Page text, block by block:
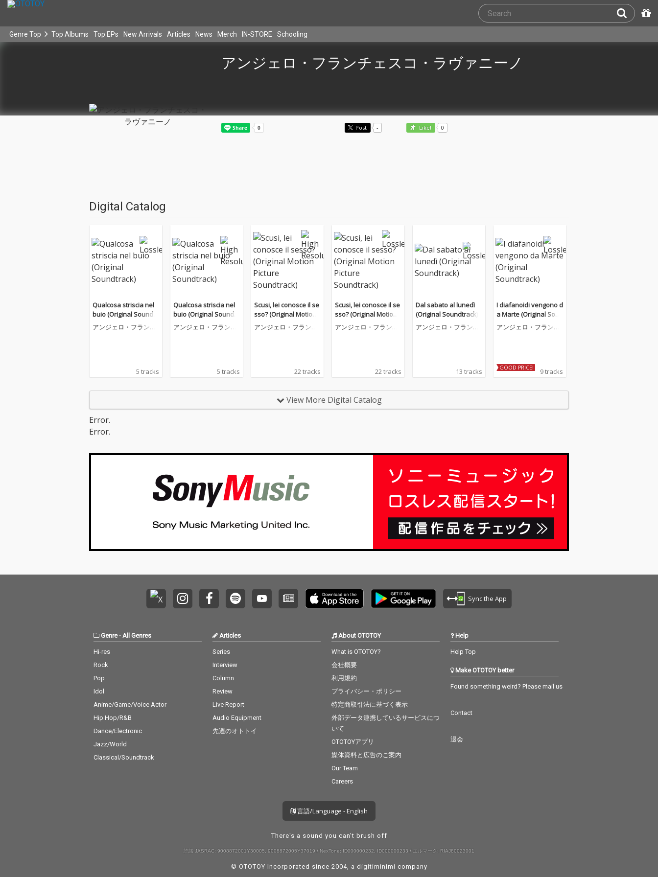
Genre Top Top Albums Top EPs New Arrivals Articles News Merch IN-STORE Schooling
アンジェロ・フランチェスコ・ラヴァニーノ
Post - Like! 0
Digital Catalog
Qualcosa striscia nel
buio (Original Soundtr
ack)
アンジェロ・フランチ
5 tracks
Qualcosa striscia nel
buio (Original Soundtr
ack)
アンジェロ・フランチ
5 tracks
Scusi, lei conosce il se
sso? (Original Motion
Picture Soundtrack)
アンジェロ・フランチ
22 tracks
Scusi, lei conosce il se
sso? (Original Motion
Picture Soundtrack)
アンジェロ・フランチ
22 tracks
Dal sabato al lunedì
(Original Soundtrack)
アンジェロ・フランチ
13 tracks
I diafanoidi vengono d
a Marte (Original Soun
dtrack)
アンジェロ・フランチ
GOOD PRICE! 9 tracks
View More Digital Catalog
Error.
Error.
Sync the App
Genre- All Genres
Hi-res
Rock
Pop
Idol
Anime/Game/Voice Actor
Hip Hop/R&B
Dance/Electronic
Jazz/World
Classical/Soundtrack
Articles
Series
Interview
Column
Review
Live Report
Audio Equipment
先週のオトトイ
About OTOTOY
What is OTOTOY?
会社概要
利用規約
プライバシー・ポリシー
特定商取引法に基づく表示
外部データ連携しているサービスにつ
いて
OTOTOYアプリ
媒体資料と広告のご案内
Our Team
Careers
Help
Help Top
Make OTOTOY better
Found something weird? Please mail us
Contact
退会
言語/Language - English
There's a sound you can't brush off
許諾 JASRAC: 9008872001Y30005, 9008872005Y37019 / NexTone: ID000000232, ID000000233 / エルマーク: RIAJ80023001
© OTOTOY Incorporated since 2004, a digitiminimi company